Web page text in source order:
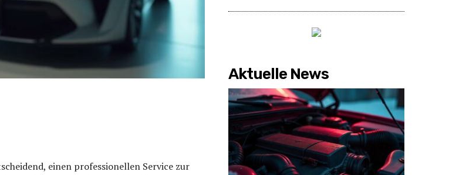
einen professionellen Service zur
Aktuelle News